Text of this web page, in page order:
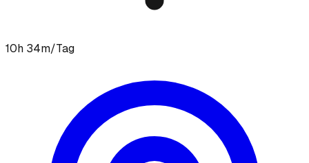
10h 34m/Tag